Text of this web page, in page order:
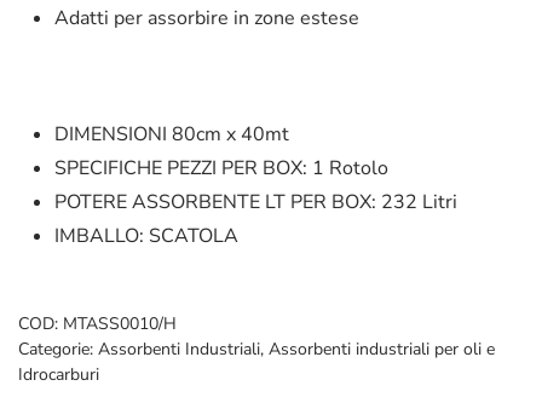
Adatti per assorbire in zone estese
DIMENSIONI 80cm x 40mt
SPECIFICHE PEZZI PER BOX: 1 Rotolo
POTERE ASSORBENTE LT PER BOX: 232 Litri
IMBALLO: SCATOLA
COD: MTASS0010/H
Categorie: Assorbenti Industriali, Assorbenti industriali per oli e
Idrocarburi